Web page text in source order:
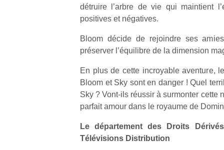
détruire l’arbre de vie qui maintient
positives et négatives.
Bloom décide de rejoindre ses
préserver l’équilibre de la dimension
En plus de cette incroyable aventure,
Bloom et Sky sont en danger ! Quel
Sky ? Vont-ils réussir à surmonter cette
parfait amour dans le royaume de
Le département des Droits
Télévisions Distribution